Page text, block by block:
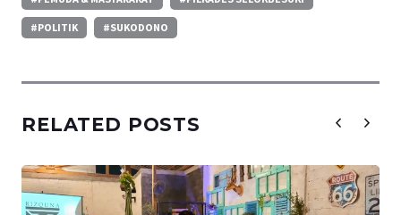
#POLITIK #SUKODONO
RELATED POSTS